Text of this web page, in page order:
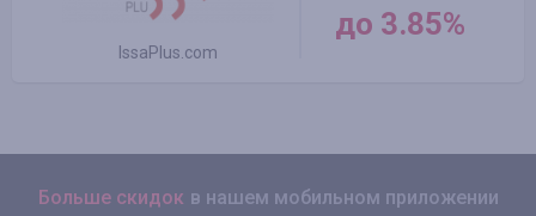
IssaPlus.com
до 3.85%
Больше скидок в нашем мобильном приложении